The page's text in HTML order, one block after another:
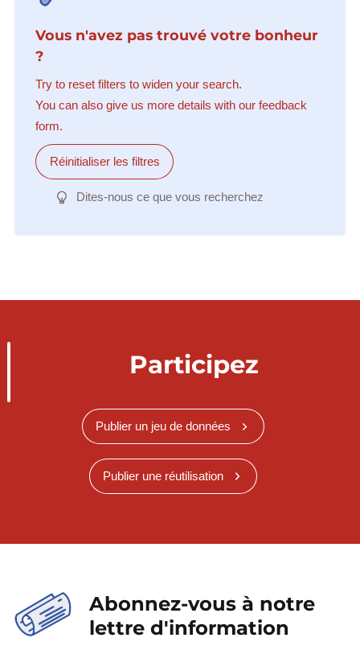
Vous n'avez pas trouvé votre bonheur
?
Try to reset filters to widen your search.
You can also give us more details with our feedback
form.
Réinitialiser les filtres
Dites-nous ce que vous recherchez
Participez
Publier un jeu de données
Publier une réutilisation
Abonnez-vous à notre
lettre d'information